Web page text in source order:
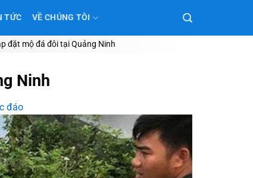
TỨC VỀ CHÚNG TÔI
đặt mộ đá đôi tại Quảng Ninh
Ninh
đáo